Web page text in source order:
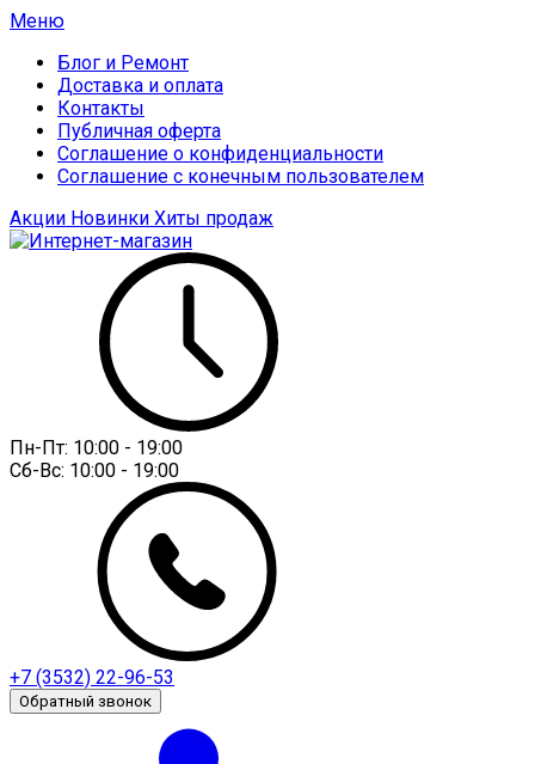
Меню
Блог и Ремонт
Доставка и оплата
Контакты
Публичная оферта
Соглашение о конфиденциальности
Соглашение с конечным пользователем
Акции Новинки Хиты продаж
Пн-Пт: 10:00 - 19:00
Сб-Вс: 10:00 - 19:00
+7 (3532) 22-96-53
Обратный звонок